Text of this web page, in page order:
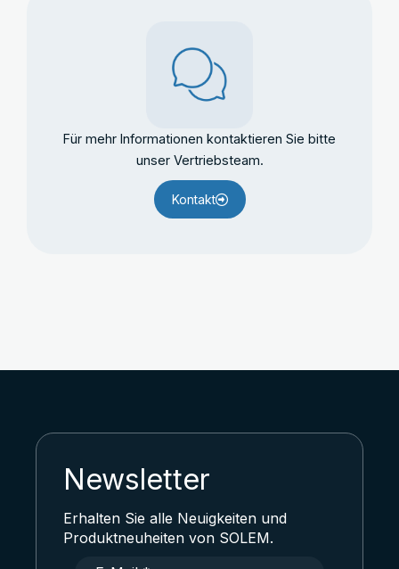
Für mehr Informationen kontaktieren Sie bitte
unser Vertriebsteam.
Kontakt
Newsletter
Erhalten Sie alle Neuigkeiten und
Produktneuheiten von SOLEM.